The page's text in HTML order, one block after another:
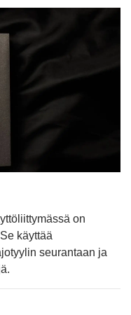
on
käyttää
seurantaan ja